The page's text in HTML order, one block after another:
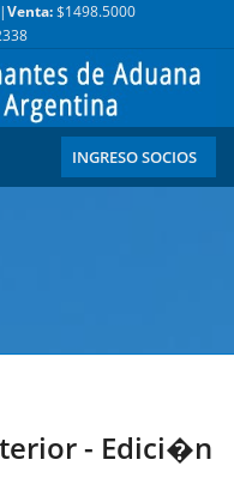
Venta:$1498.5000
INGRESO SOCIOS
- Edici�n